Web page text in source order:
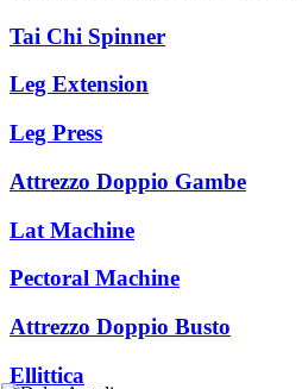
Tai Chi Spinner
Leg Extension
Leg Press
Attrezzo Doppio Gambe
Lat Machine
Pectoral Machine
Attrezzo Doppio Busto
Ellittica